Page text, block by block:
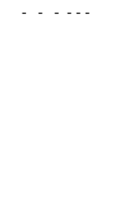
- - - - - -